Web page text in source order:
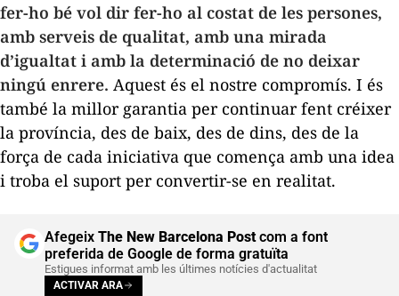
fer-ho bé vol dir fer-ho al costat de les persones,
amb serveis de qualitat, amb una mirada
d’igualtat i amb la determinació de no deixar
ningú enrere. Aquest és el nostre compromís. I és
també la millor garantia per continuar fent créixer
la província, des de baix, des de dins, des de la
força de cada iniciativa que comença amb una idea
i troba el suport per convertir-se en realitat.
Afegeix The New Barcelona Postcom a font
preferida de Google de forma gratuïta
Estigues informat amb les últimes notícies d'actualitat
ACTIVAR ARA